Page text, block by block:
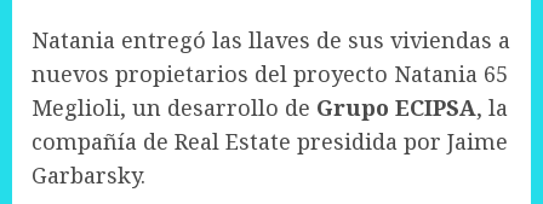
Natania entregó las llaves de sus viviendas a
nuevos propietarios del proyecto Natania 65
Meglioli, un desarrollo de Grupo ECIPSA, la
compañía de Real Estate presidida por Jaime
Garbarsky.